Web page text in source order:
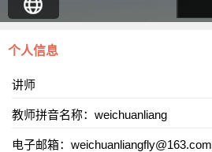
个人信息
讲师
教师拼音名称：weichuanliang
电子邮箱： weichuanliangfly@163.com